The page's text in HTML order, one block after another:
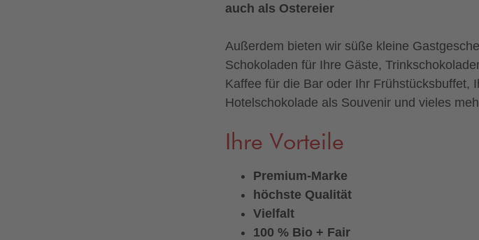
auch als Ostereier
Außerdem bieten wir süße kleine
Schokoladen für Ihre Gäste,
Kaffee für die Bar oder Ihr Frühstücksbuffet,
Hotelschokolade als Souvenir und vieles
Ihre Vorteile
Premium-Marke
höchste Qualität
Vielfalt
100 % Bio + Fair